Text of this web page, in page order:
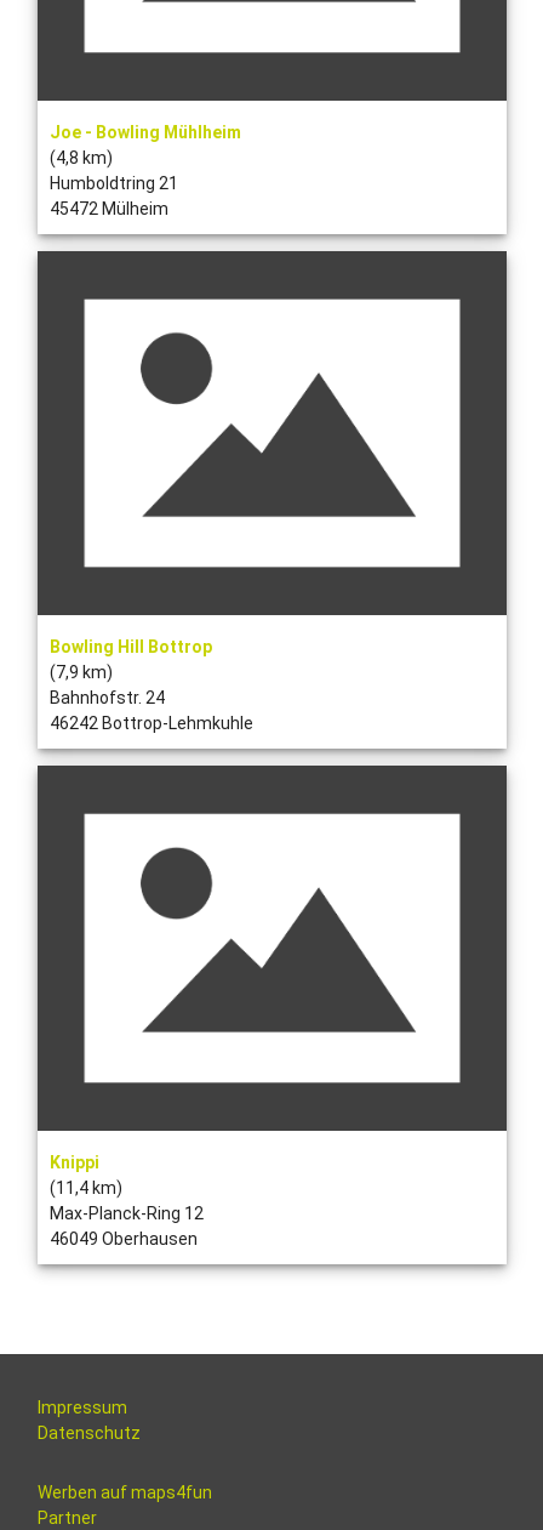
Joe - Bowling Mühlheim
(4,8 km)
Humboldtring 21
45472 Mülheim
Bowling Hill Bottrop
(7,9 km)
Bahnhofstr. 24
46242 Bottrop-Lehmkuhle
Knippi
(11,4 km)
Max-Planck-Ring 12
46049 Oberhausen
Impressum
Datenschutz
Werben auf maps4fun
Partner